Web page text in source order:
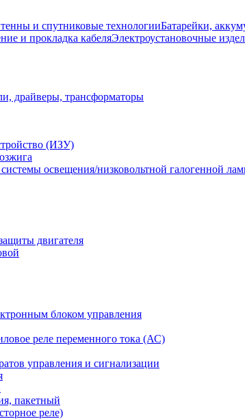
и спутниковые технологииБатарейки,
и прокладка кабеляЭлектроустановочные
драйверы, трансформаторы
(ИЗУ)
освещения/низковольтной галогенной
двигателя
блоком управления
реле переменного тока (АС)
управления и сигнализации
пакетный
реле)